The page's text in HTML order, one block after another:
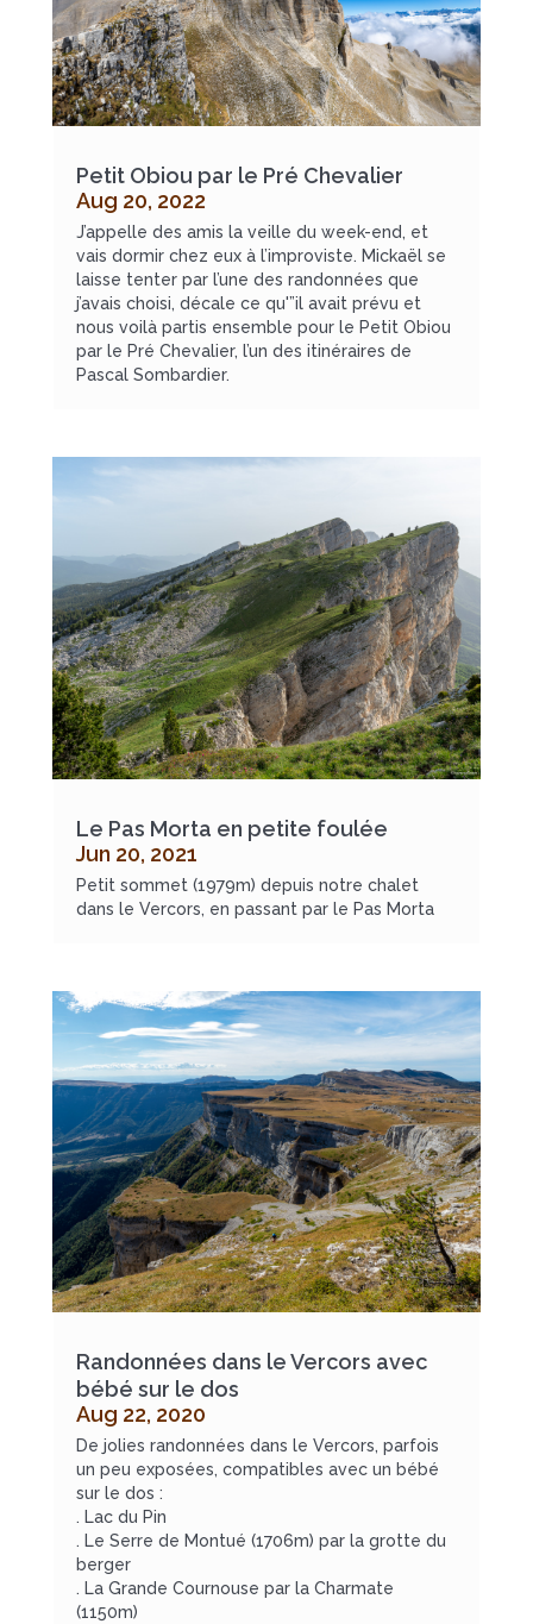
Petit Obiou par le Pré Chevalier
Aug 20, 2022
J’appelle des amis la veille du week-end, et
vais dormir chez eux à l’improviste. Mickaël se
laisse tenter par l’une des randonnées que
j’avais choisi, décale ce qu'”il avait prévu et
nous voilà partis ensemble pour le Petit Obiou
par le Pré Chevalier, l’un des itinéraires de
Pascal Sombardier.
Le Pas Morta en petite foulée
Jun 20, 2021
Petit sommet (1979m) depuis notre chalet
dans le Vercors, en passant par le Pas Morta
Randonnées dans le Vercors avec
bébé sur le dos
Aug 22, 2020
De jolies randonnées dans le Vercors, parfois
un peu exposées, compatibles avec un bébé
sur le dos :
. Lac du Pin
. Le Serre de Montué (1706m) par la grotte du
berger
. La Grande Cournouse par la Charmate
(1150m)